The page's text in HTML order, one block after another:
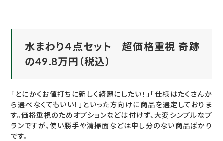
水まわり４点セット 超価格重視 奇跡
の49.8万円（税込）
「とにかくお値打ちに新しく綺麗にしたい！」「仕様はたくさんか
ら選べなくてもいい！」といった方向けに商品を選定しておりま
す。価格重視のためオプションなどは付けず、大変シンプルなプ
ランですが、使い勝手や清掃面などは申し分のない商品ばかり
です。